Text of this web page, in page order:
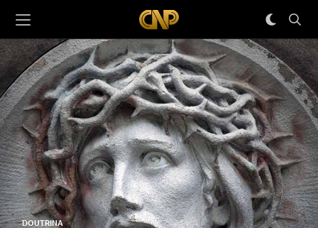
DOUTRINA